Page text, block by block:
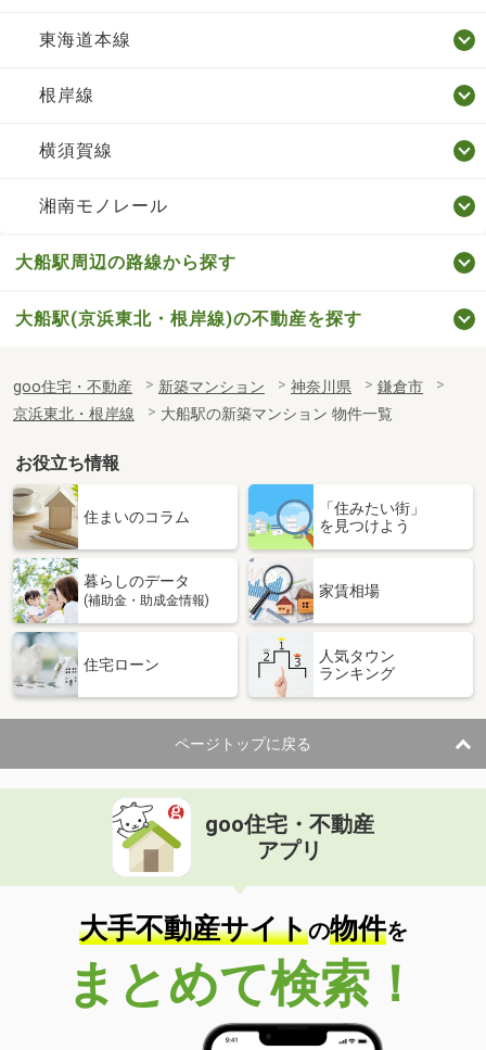
東海道本線
根岸線
横須賀線
湘南モノレール
大船駅周辺の路線から探す
大船駅(京浜東北・根岸線)の不動産を探す
goo住宅・不動産 新築マンション 神奈川県
鎌倉市
京浜東北・根岸線
大船駅の新築マンション 物件一覧
お役立ち情報
住まいのコラム
「住みたい街」
を見つけよう
暮らしのデータ
(補助金・助成金情報)
家賃相場
住宅ローン
人気タウン
ランキング
ページトップに戻る
goo住宅・不動産
アプリ
大手不動産サイトの物件を
まとめて検索！